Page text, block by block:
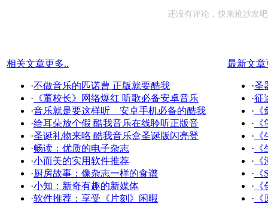
还没有评论，快来抢沙发
相关文章更多..
·不做音乐的匹诺曹 正版就要酷我
· 《董校长》网络爆红 听歌必备安卓音乐
·音乐就是要这样听 安卓手机必备的酷我
·给耳朵放个假 酷我音乐在线聆听正版音
·圣诞礼物来咯 酷我音乐盒圣诞版闪亮登
·畅读：优质的电子杂志
·小而美的实用软件推荐
·厨房故事：像杂志一样的食谱
·小知：新奇有趣的新媒体
·软件推荐：享受《片刻》闲暇
最新文章
·圣
·征
·
·
·
·
·
·
·
·